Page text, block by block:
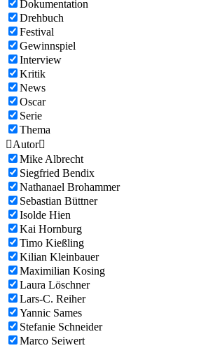
Dokumentation
Drehbuch
Festival
Gewinnspiel
Interview
Kritik
News
Oscar
Serie
Thema
Autor
Mike Albrecht
Siegfried Bendix
Nathanael Brohammer
Sebastian Büttner
Isolde Hien
Kai Hornburg
Timo Kießling
Kilian Kleinbauer
Maximilian Kosing
Laura Löschner
Lars-C. Reiher
Yannic Sames
Stefanie Schneider
Marco Seiwert